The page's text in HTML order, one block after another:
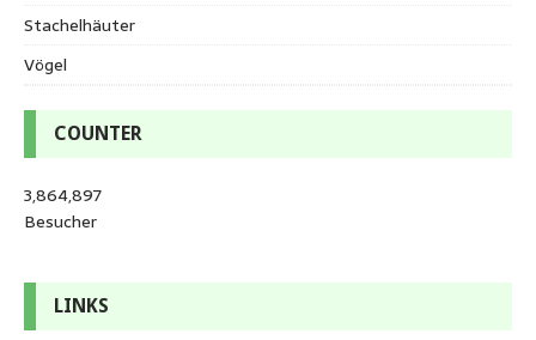
Stachelhäuter
Vögel
COUNTER
3,864,897
Besucher
LINKS